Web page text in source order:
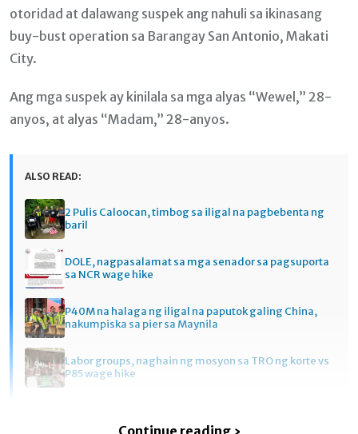
otoridad at dalawang suspek ang nahuli sa ikinasang
buy-bust operation sa Barangay San Antonio, Makati
City.
Ang mga suspek ay kinilala sa mga alyas “Wewel,” 28-
anyos, at alyas “Madam,” 28-anyos.
ALSO READ:
2 Pulis Caloocan, timbog sa iligal na pagbebenta ng
baril
DOLE, nagpasalamat sa mga senador sa pagsuporta
sa NCR wage hike
P40M na halaga ng iligal na paputok galing China,
nakumpiska sa pier sa Maynila
Labor groups, naghain ng mosyon sa TRO ng korte vs
P85 wage hike
Continue reading ›